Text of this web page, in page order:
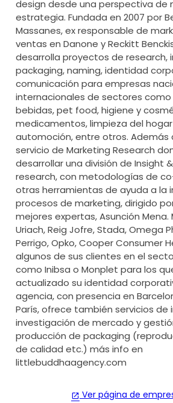
design desde una perspectiva de
estrategia. Fundada en 2007 por
Massanes, ex responsable de
ventas en Danone y Reckitt
desarrolla proyectos de research,
packaging, naming, identidad
comunicación para empresas
internacionales de sectores
bebidas, pet food, higiene y
medicamentos, limpieza del
automoción, entre otros. Además
servicio de Marketing Research
desarrollar una división de Insight
research, con metodologías de
otras herramientas de ayuda a la
procesos de marketing, dirigido
mejores expertas, Asunción Mena.
Uriach, Reig Jofre, Stada, Omega
Perrigo, Opko, Cooper Consumer
algunos de sus clientes en el
como Inibsa o Monplet para los
actualizado su identidad
agencia, con presencia en
París, ofrece también servicios de
investigación de mercado y
producción de packaging
de calidad etc.) más info en
littlebuddhaagency.com
open_in_new Ver página de